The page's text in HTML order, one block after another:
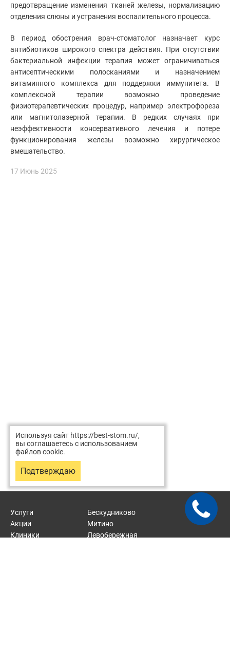
предотвращение изменения тканей железы, нормализацию
отделения слюны и устранения воспалительного процесса.
В период обострения врач-стоматолог назначает курс
антибиотиков широкого спектра действия. При отсутствии
бактериальной инфекции терапия может ограничиваться
антисептическими полосканиями и назначением
витаминного комплекса для поддержки иммунитета. В
комплексной терапии возможно проведение
физиотерапевтических процедур, например электрофореза
или магнитолазерной терапии. В редких случаях при
неэффективности консервативного лечения и потере
функционирования железы возможно хирургическое
вмешательство.
17 Июнь 2025
Услуги
Акции
Клиники
Бескудниково
Митино
Левобережная
Используя сайт https://best-stom.ru/,
вы соглашаетесь с использованием
файлов cookie.
Подтверждаю